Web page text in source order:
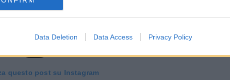
Data Deletion Data Access Privacy Policy
questo post su Instagram